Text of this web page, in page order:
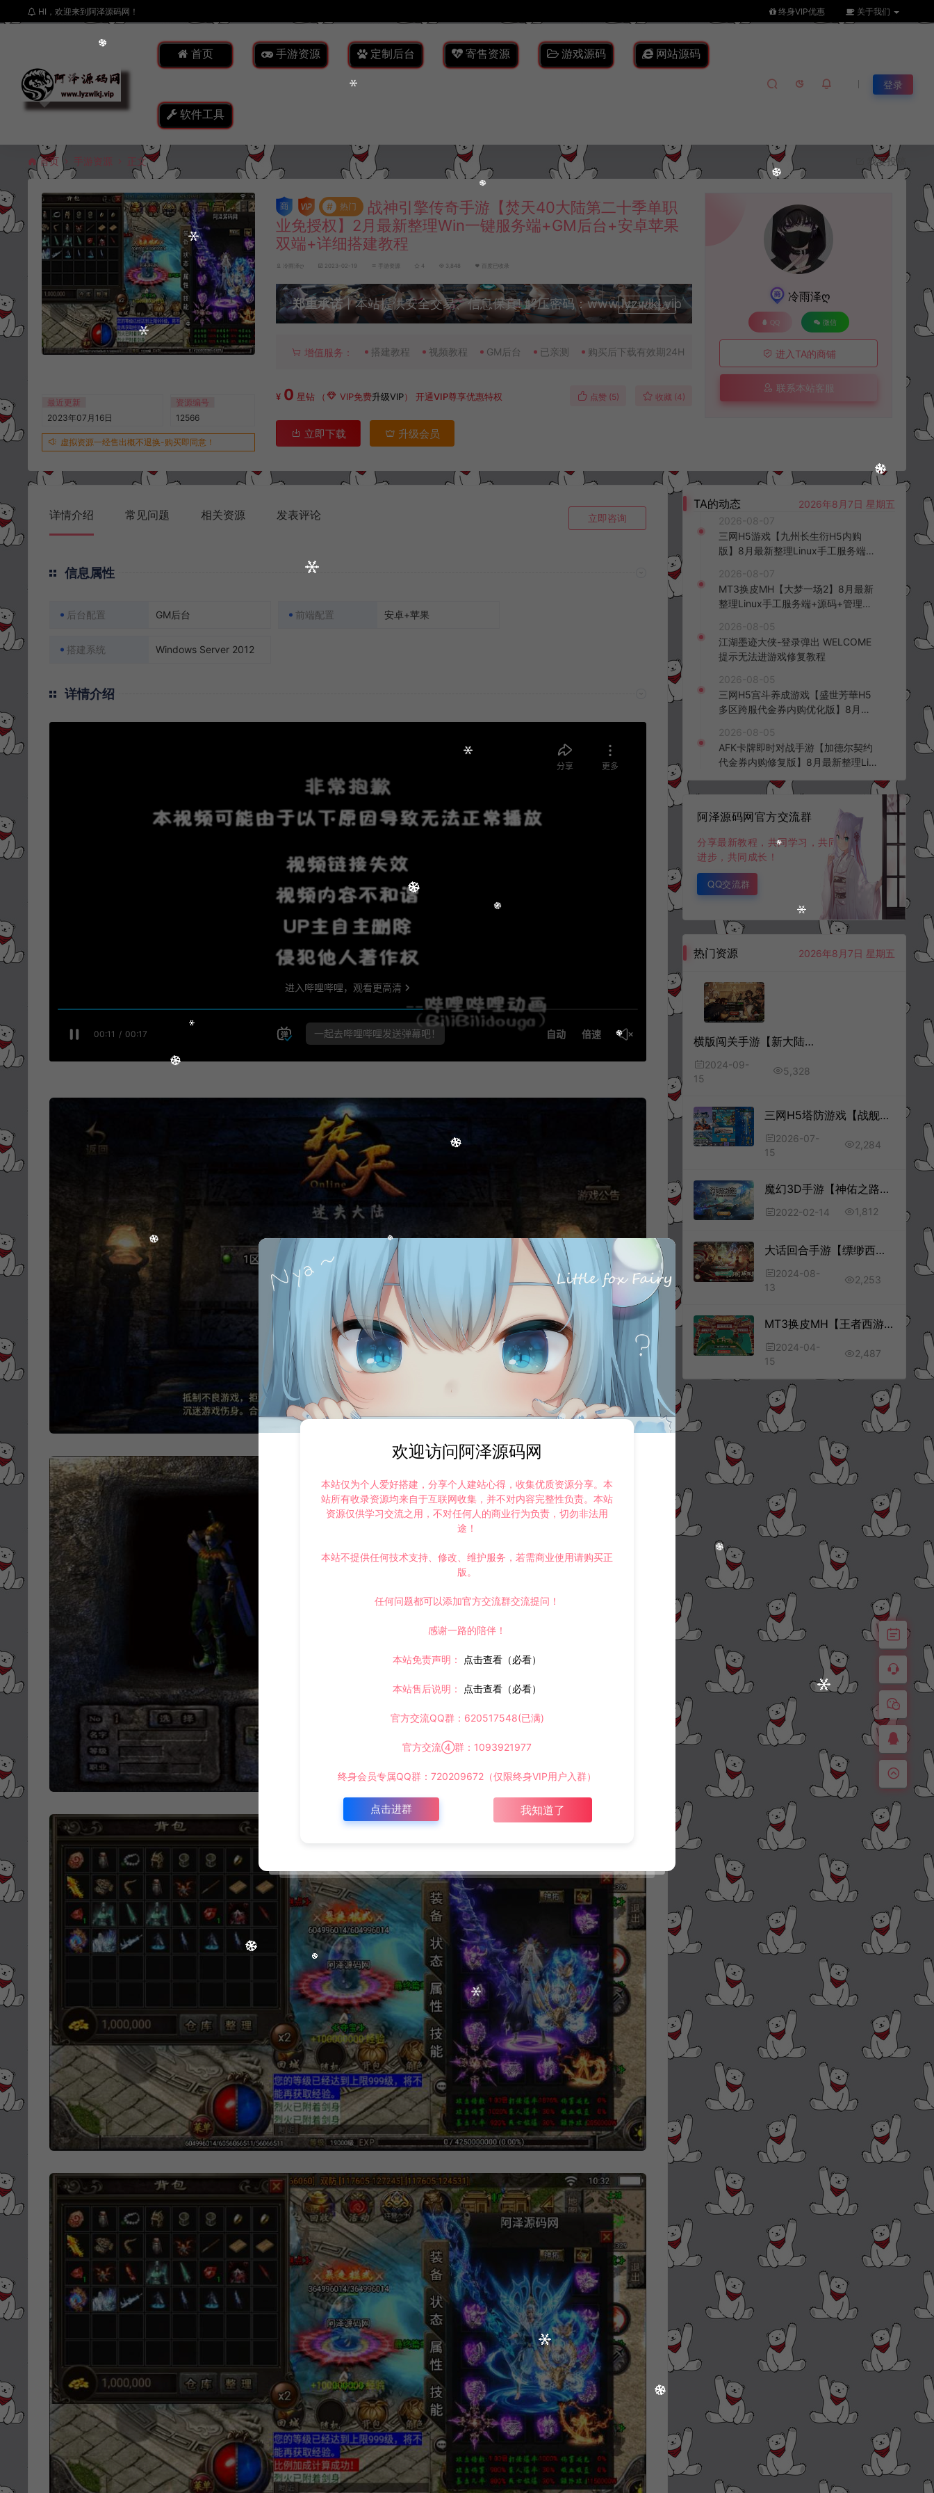
HI，欢迎来到阿泽源码网！ 终身VIP优惠 关于我们
首页 手游资源 定制后台 寄售资源 游戏源码 网站源码
软件工具
登录
首页 手游资源 正文 我要投稿
最近更新
2023年07月16日
资源编号
12566
虚拟资源一经售出概不退换-购买即同意！
# 热门
战神引擎传奇手游【焚天40大陆第二十季单职
业免授权】2月最新整理Win一键服务端+GM后台+安卓苹果
双端+详细搭建教程
冷雨泽ღ 2023-02-19 手游资源 4 3,848 百度已收录
郑重承诺丨本站提供安全交易、信息保真! 解压密码：www.lyzwlkj.vip
升级会员
增值服务： 搭建教程 视频教程 GM后台 已亲测 购买后下载有效期24H
¥ 0 星钻 （ VIP免费升级VIP）开通VIP尊享优惠特权 点赞 (5) 收藏 (4)
立即下载 升级会员
冷雨泽ღ
QQ 微信
进入TA的商铺
联系本站客服
详情介绍 常见问题 相关资源 发表评论 立即咨询
信息属性
后台配置 GM后台 前端配置 安卓+苹果
搭建系统 Windows Server 2012
详情介绍
TA的动态
2026年8月7日 星期五
2026-08-07
三网H5游戏【九州长生衍H5内购
版】8月最新整理Linux手工服务端
客户端+详细搭建教程+视频教程
2026-08-07
MT3换皮MH【大梦一场2】8月最新
整理Linux手工服务端+源码+管理后
频教程
2026-08-05
江湖墨迹大侠-登录弹出 WELCOME
提示无法进游戏修复教程
2026-08-05
三网H5宫斗养成游戏【盛世芳華H5
多区跨服代金券内购优化版】8月最
台+全资源安卓+详细搭建教程+视频
教程
2026-08-05
AFK卡牌即时对战手游【加德尔契约
代金券内购修复版】8月最新整理Lin
K授权后台+安卓苹果双端+详细搭建
阿泽源码网官方交流群
分享最新教程，共同学习，共同
进步，共同成长！
QQ交流群
热门资源 2026年8月7日 星期五
横版闯关手游【新大陆阿拉德[60帧]】9月最新整理Linux手工服务端+客户端源码+宣传图+WEB管理后台+GM授权后台+安卓苹果双端+详细搭建教程+视频教程
2024-09-
15
5,328
三网H5塔防游戏【战舰下西洋H5】7月最新整理Linux手工服务端+Win一键服务端+解压即玩+简易安卓客户端+详细搭建教程
2026-07-
15
2,284
魔幻3D手游【神佑之路】2月最新整理Linux手工服务端+GM授权后台+清包+安卓苹果双端
2022-02-14 1,812
大话回合手游【缥缈西游六阶时空闪现大作战】8月最新整理Linux手工服务端+定制后台+CDK授权后台+安卓苹果双端+详细搭建教程+视频教程
2024-08-
13
2,253
MT3换皮MH【王者西游】4月最新整理Linux手工服务端+源码+管理后台+GM后台+安卓苹果双端+详细搭建教程+视频教程
2024-04-
15
2,487
欢迎访问阿泽源码网
本站仅为个人爱好搭建，分享个人建站心得，收集优质资源分享。本
站所有收录资源均来自于互联网收集，并不对内容完整性负责。本站
资源仅供学习交流之用，不对任何人的商业行为负责，切勿非法用
途！
本站不提供任何技术支持、修改、维护服务，若需商业使用请购买正
版。
任何问题都可以添加官方交流群交流提问！
感谢一路的陪伴！
本站免责声明： 点击查看（必看）
本站售后说明： 点击查看（必看）
官方交流QQ群：620517548(已满)
官方交流④群：1093921977
终身会员专属QQ群：720209672（仅限终身VIP用户入群）
点击进群 我知道了